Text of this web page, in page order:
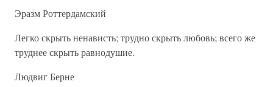
Эразм Роттердамский
Легко скрыть ненависть; трудно скрыть любовь; всего же
труднее скрыть равнодушие.
Людвиг Берне